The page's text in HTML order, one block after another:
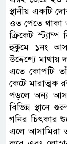
স্থানীয় একটি
ওত পেতে থাকা
ক্রিকেট
হুকুমে ১নং
উদ্দেশ্যে মাথায়
এতে কোপটি
কেটে মারাত্মক
পড়লে অন্য
বিভিন্ন
গনির চিৎকার
এলে আসামিরা